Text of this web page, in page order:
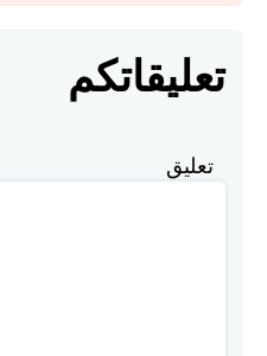
تعليقاتكم
تعليق